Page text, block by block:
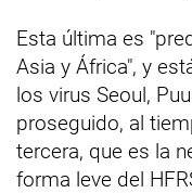
Esta última es
Asia y África", y
los virus Seoul,
proseguido, al
tercera, que es la
forma leve del